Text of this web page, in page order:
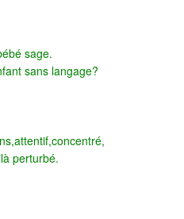
sage.
sans langage?
perturbé.